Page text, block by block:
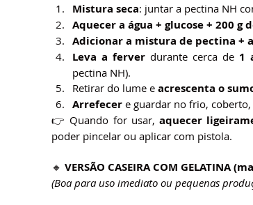
Mistura seca: juntar a pectina NH
Aquecer a água + glucose + 200 g
Adicionar a mistura de pectina +
Leva a ferver durante cerca de 1
pectina NH).
Retirar do lume e acrescenta o
Arrefecer e guardar no frio, coberto,
👉 Quando for usar, aquecer
poder pincelar ou aplicar com pistola.
🔸 VERSÃO CASEIRA COM GELATINA
(Boa para uso imediato ou pequenas